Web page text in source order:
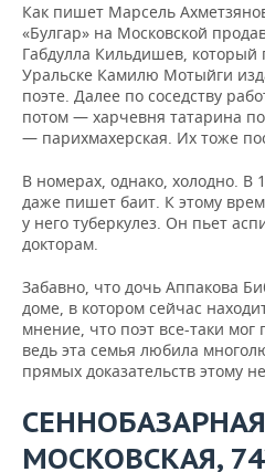
Как пишет Марсель
«Булгар» на Московской
Габдулла Кильдишев, который
Уральске Камилю Мотыйги
поэте. Далее по соседству
потом — харчевня татарина
— парихмахерская. Их тоже
В номерах, однако, холодно. В
даже пишет баит. К этому
у него туберкулез. Он пьет
докторам.
Забавно, что дочь Аппакова
доме, в котором сейчас
мнение, что поэт все-таки мог
ведь эта семья любила
прямых доказательств этому
МОСКОВСКАЯ,